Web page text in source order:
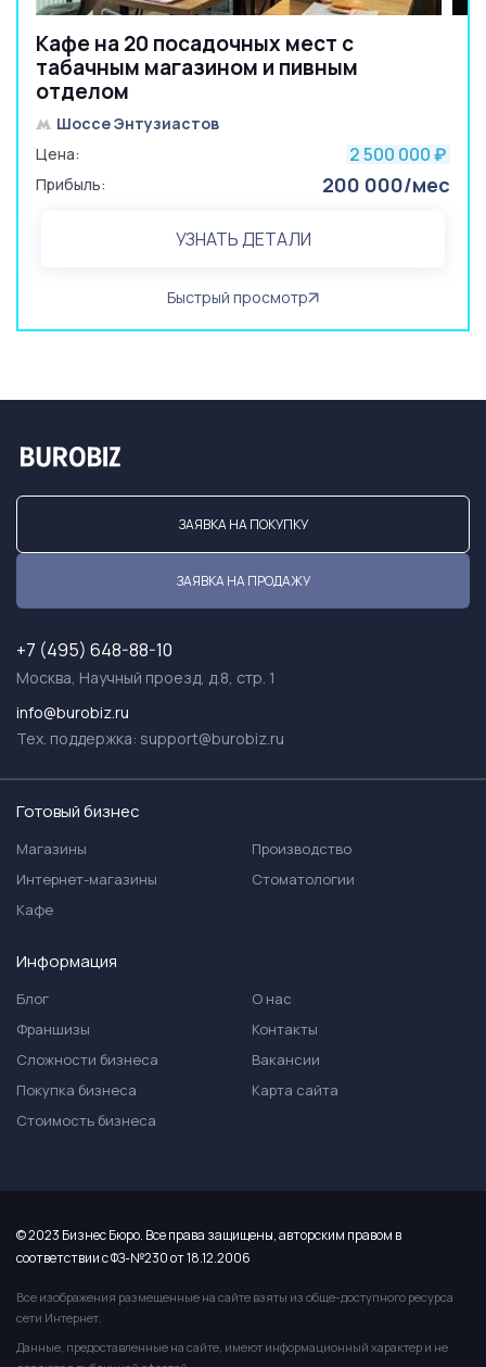
Кафе на 20 посадочных мест с
табачным магазином и пивным
отделом
Шоссе Энтузиастов
Цена:
2 500 000 ₽
Прибыль: 200 000/мес
УЗНАТЬ ДЕТАЛИ
Быстрый просмотр
ЗАЯВКА НА ПОКУПКУ
ЗАЯВКА НА ПРОДАЖУ
+7 (495) 648-88-10
Москва, Научный проезд, д.8, стр. 1
info@burobiz.ru
Тех. поддержка: support@burobiz.ru
Готовый бизнес
Магазины
Интернет-магазины
Кафе
Производство
Стоматологии
Информация
Блог
Франшизы
Сложности бизнеса
Покупка бизнеса
Стоимость бизнеса
О нас
Контакты
Вакансии
Карта сайта
© 2023 Бизнес Бюро. Все права защищены, авторским правом в
соответствии с ФЗ-№230 от 18.12.2006
Все изображения размещенные на сайте взяты из обще-доступного ресурса
сети Интернет.
Данные, предоставленные на сайте, имеют информационный характер и не